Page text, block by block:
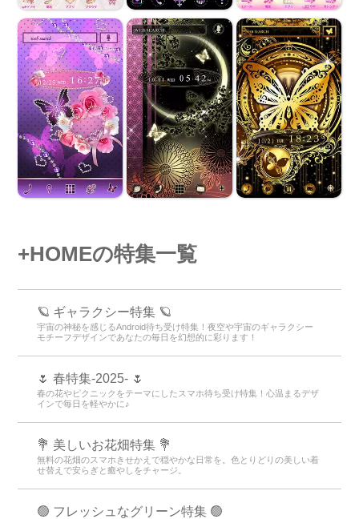
+HOMEの特集一覧
🪐 ギャラクシー特集 🪐
宇宙の神秘を感じるAndroid待ち受け特集！夜空や宇宙のギャラクシー
モチーフデザインであなたの毎日を幻想的に彩ります！
🌷 春特集-2025- 🌷
春の花やピクニックをテーマにしたスマホ待ち受け特集！心温まるデザ
インで毎日を軽やかに♪
💐 美しいお花畑特集 💐
無料の花畑のスマホきせかえで穏やかな日常を。色とりどりの美しい着
せ替えで安らぎと癒やしをチャージ。
🟢 フレッシュなグリーン特集 🟢